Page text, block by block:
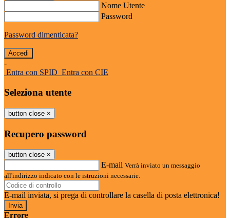
Nome Utente
Password
Password dimenticata?
-
Entra con SPID Entra con CIE
Seleziona utente
button close ×
Recupero password
button close ×
E-mail Verrà inviato un messaggio
all'indirizzo indicato con le istruzioni necessarie.
E-mail inviata, si prega di controllare la casella di posta elettronica!
Errore